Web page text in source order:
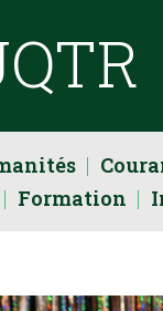
Formation